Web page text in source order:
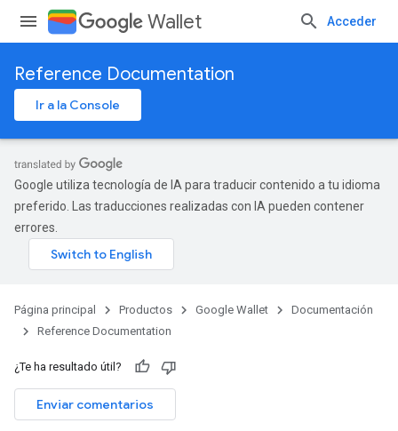
Wallet Acceder
Reference Documentation
Ir a la Console
Google utiliza tecnología de IA para traducir contenido a tu idioma
preferido. Las traducciones realizadas con IA pueden contener
errores.
Página principal Productos Google Wallet
Documentación
Reference Documentation
¿Te ha resultado útil?
Enviar comentarios